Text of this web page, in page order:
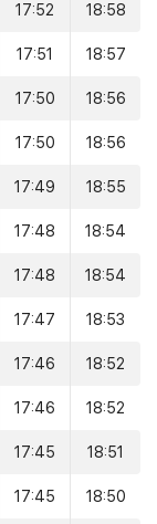
17:52 18:58
17:51 18:57
17:50 18:56
17:50 18:56
17:49 18:55
17:48 18:54
17:48 18:54
17:47 18:53
17:46 18:52
17:46 18:52
17:45 18:51
17:45 18:50